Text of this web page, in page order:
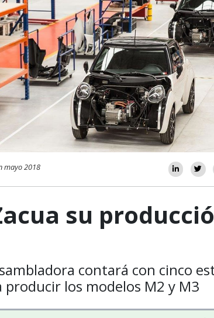
mayo 2018
su
contará con cinco
producir los modelos M2 y M3